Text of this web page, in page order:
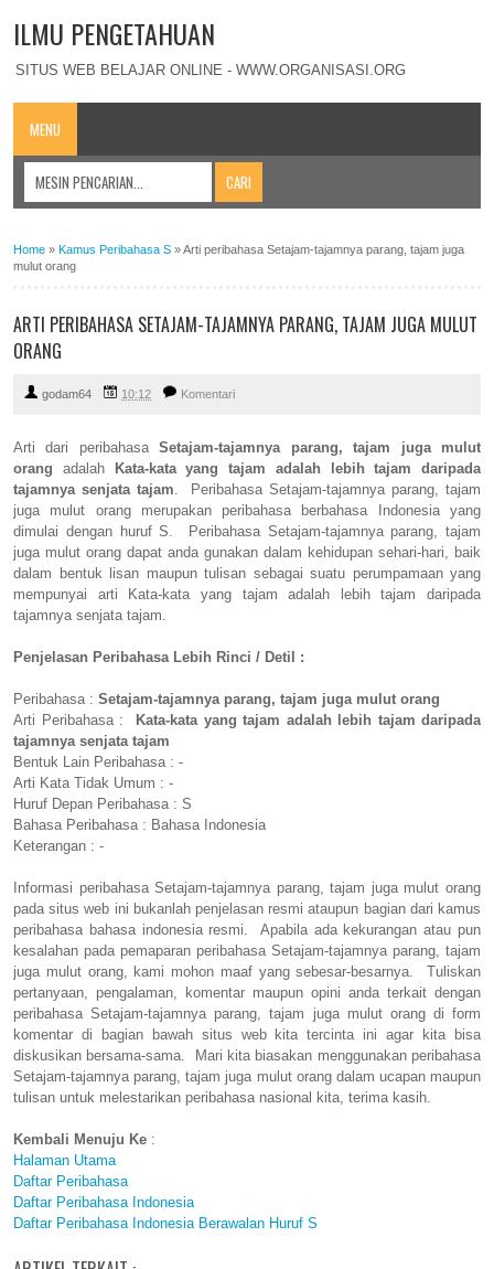
ILMU PENGETAHUAN
SITUS WEB BELAJAR ONLINE - WWW.ORGANISASI.ORG
MENU
Home » Kamus Peribahasa S »Arti peribahasa Setajam-tajamnya parang, tajam juga
mulut orang
ARTI PERIBAHASA SETAJAM-TAJAMNYA PARANG, TAJAM JUGA MULUT
ORANG
godam64 10:12 Komentari
Arti dari peribahasaSetajam-tajamnya parang, tajam juga mulut
orang adalah
Kata-kata yang tajam adalah lebih tajam daripada
tajamnya senjata tajam. Peribahasa Setajam-tajamnya parang, tajam
juga mulut orang merupakan peribahasa berbahasa Indonesia yang
dimulai dengan huruf S. Peribahasa Setajam-tajamnya parang, tajam
juga mulut orang dapat anda gunakan dalam kehidupan sehari-hari, baik
dalam bentuk lisan maupun tulisan sebagai suatu perumpamaan yang
mempunyai arti Kata-kata yang tajam adalah lebih tajam daripada
tajamnya senjata tajam.
Penjelasan Peribahasa Lebih Rinci / Detil :
Peribahasa : Setajam-tajamnya parang, tajam juga mulut orang
Arti Peribahasa :
Kata-kata yang tajam adalah lebih tajam daripada
tajamnya senjata tajam
Bentuk Lain Peribahasa : -
Arti Kata Tidak Umum : -
Huruf Depan Peribahasa : S
Bahasa Peribahasa : Bahasa Indonesia
Keterangan : -
Informasi peribahasa Setajam-tajamnya parang, tajam juga mulut orang
pada situs web ini bukanlah penjelasan resmi ataupun bagian dari kamus
peribahasa bahasa indonesia resmi. Apabila ada kekurangan atau pun
kesalahan pada pemaparan peribahasa Setajam-tajamnya parang, tajam
juga mulut orang, kami mohon maaf yang sebesar-besarnya. Tuliskan
pertanyaan, pengalaman, komentar maupun opini anda terkait dengan
peribahasa Setajam-tajamnya parang, tajam juga mulut orang di form
komentar di bagian bawah situs web kita tercinta ini agar kita bisa
diskusikan bersama-sama. Mari kita biasakan menggunakan peribahasa
Setajam-tajamnya parang, tajam juga mulut orang dalam ucapan maupun
tulisan untuk melestarikan peribahasa nasional kita, terima kasih.
Kembali Menuju Ke :
Halaman Utama
Daftar Peribahasa
Daftar Peribahasa Indonesia
Daftar Peribahasa Indonesia Berawalan Huruf S